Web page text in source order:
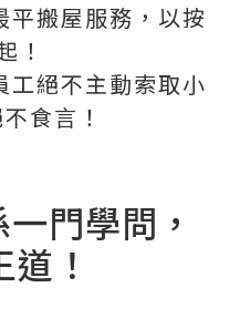
平搬屋服務，以按
！
工絕不主動索取小
食言！
門學問，
！